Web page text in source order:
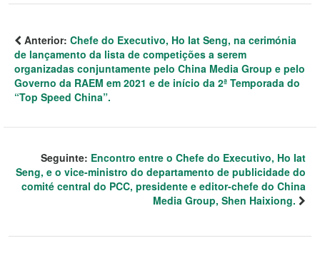
Anterior: Chefe do Executivo, Ho Iat Seng, na cerimónia
de lançamento da lista de competições a serem
organizadas conjuntamente pelo China Media Group e pelo
Governo da RAEM em 2021 e de início da 2ª Temporada do
“Top Speed China”.
Seguinte: Encontro entre o Chefe do Executivo, Ho Iat
Seng, e o vice-ministro do departamento de publicidade do
comité central do PCC, presidente e editor-chefe do China
Media Group, Shen Haixiong.